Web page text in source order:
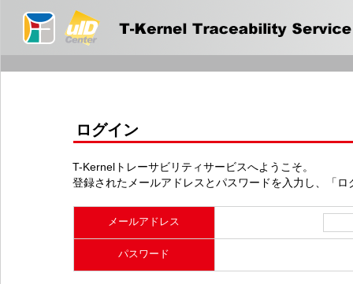
ログイン
T-Kernelトレーサビリティサービスへようこそ。
登録されたメールアドレスとパスワードを入力し、「
メールアドレス
パスワード